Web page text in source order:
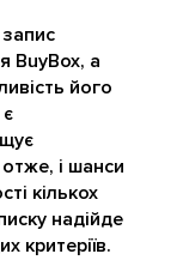
BuyBox, а
його
і шанси
кількох
надійде
критеріїв.